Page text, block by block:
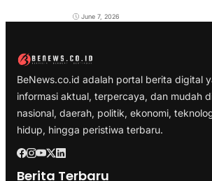
June 7, 2026
BeNews.co.id adalah portal berita digital
informasi aktual, terpercaya, dan mudah
nasional, daerah, politik, ekonomi,
hidup, hingga peristiwa terbaru.
Berita Terbaru